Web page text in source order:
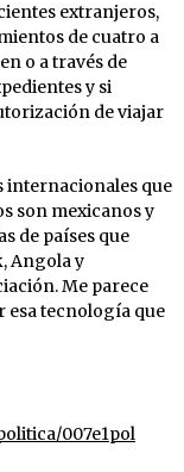
extranjeros,
de cuatro a
o a través de
y si
de viajar
internacionales que
son mexicanos y
de países que
Angola y
Me parece
esa tecnología que
007e1pol